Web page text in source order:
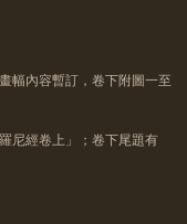
幅內容暫訂，卷下附圖一至
尼經卷上」；卷下尾題有